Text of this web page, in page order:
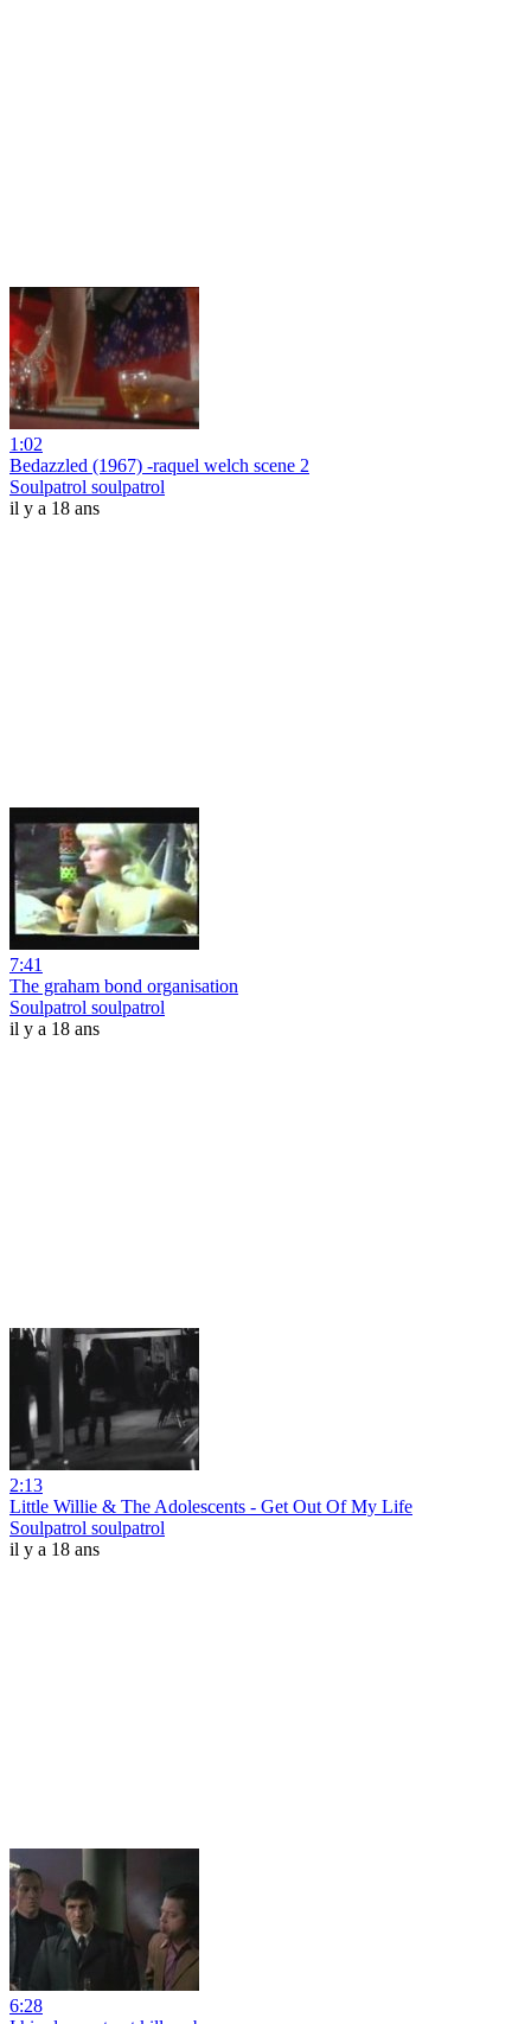
1:02
Bedazzled (1967) -raquel welch scene 2
Soulpatrol soulpatrol
il y a 18 ans
7:41
The graham bond organisation
Soulpatrol soulpatrol
il y a 18 ans
2:13
Little Willie & The Adolescents - Get Out Of My Life
Soulpatrol soulpatrol
il y a 18 ans
6:28